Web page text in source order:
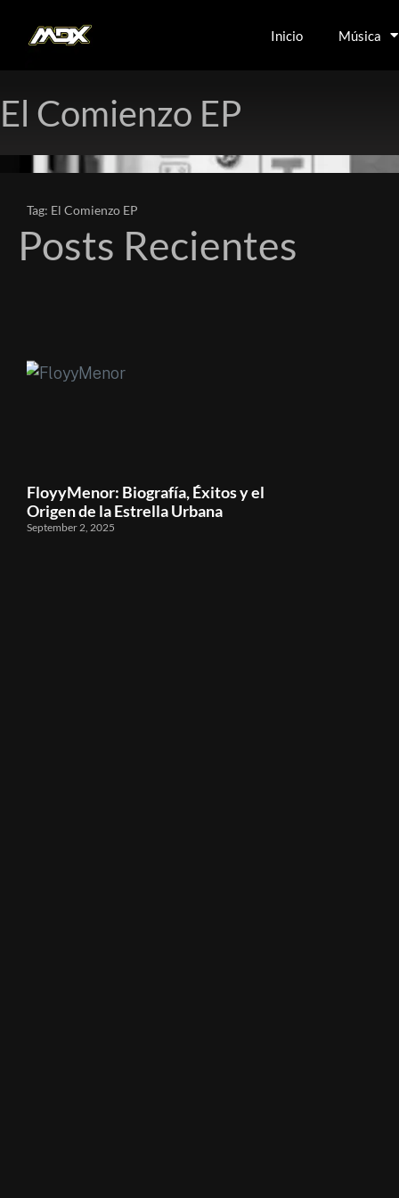
Inicio Música
El Comienzo EP
Tag: El Comienzo EP
Posts Recientes
FloyyMenor: Biografía, Éxitos y el
Origen de la Estrella Urbana
September 2, 2025